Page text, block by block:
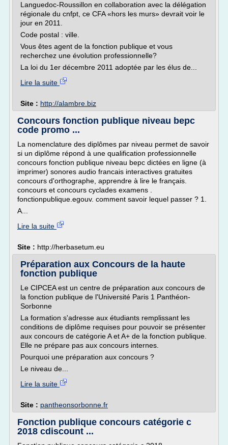
Languedoc-Roussillon en collaboration avec la délégation
régionale du cnfpt, ce CFA «hors les murs» devrait voir le
jour en 2011.
Code postal : ville.
Vous êtes agent de la fonction publique et vous
recherchez une évolution professionnelle?
La loi du 1er décembre 2011 adoptée par les élus de...
Lire la suite
Site : http://alambre.biz
Concours fonction publique niveau bepc
code promo ...
La nomenclature des diplômes par niveau permet de savoir
si un diplôme répond à une qualification professionnelle
concours fonction publique niveau bepc dictées en ligne (à
imprimer) sonores audio francais interactives gratuites
concours d'orthographe, apprendre à lire le français.
concours et concours cyclades examens .
fonctionpublique.egouv. comment savoir lequel passer ? 1.
A...
Lire la suite
Site : http://herbasetum.eu
Préparation aux Concours de la haute
fonction publique
Le CIPCEA est un centre de préparation aux concours de
la fonction publique de l'Université Paris 1 Panthéon-
Sorbonne
La formation s'adresse aux étudiants remplissant les
conditions de diplôme requises pour pouvoir se présenter
aux concours de catégorie A et A+ de la fonction publique.
Elle ne prépare pas aux concours internes.
Pourquoi une préparation aux concours ?
Le niveau de...
Lire la suite
Site : pantheonsorbonne.fr
Fonction publique concours catégorie c
2018 cdiscount ...